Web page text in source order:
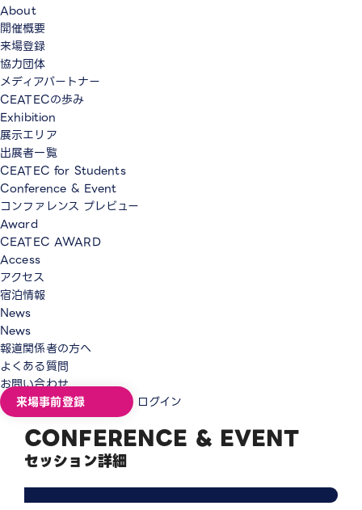
About
開催概要
来場登録
協力団体
メディアパートナー
CEATECの歩み
Exhibition
展示エリア
出展者一覧
CEATEC for Students
Conference & Event
コンファレンス プレビュー
Award
CEATEC AWARD
Access
アクセス
宿泊情報
News
News
報道関係者の方へ
よくある質問
お問い合わせ
来場事前登録
ログイン
CONFERENCE & EVENT
セッション詳細